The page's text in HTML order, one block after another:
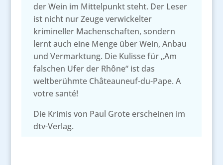
der Wein im Mittelpunkt steht. Der Leser
ist nicht nur Zeuge verwickelter
krimineller Machenschaften, sondern
lernt auch eine Menge über Wein, Anbau
und Vermarktung. Die Kulisse für „Am
falschen Ufer der Rhône“ ist das
weltberühmte Châteauneuf-du-Pape. A
votre santé!
Die Krimis von Paul Grote erscheinen im
dtv-Verlag.